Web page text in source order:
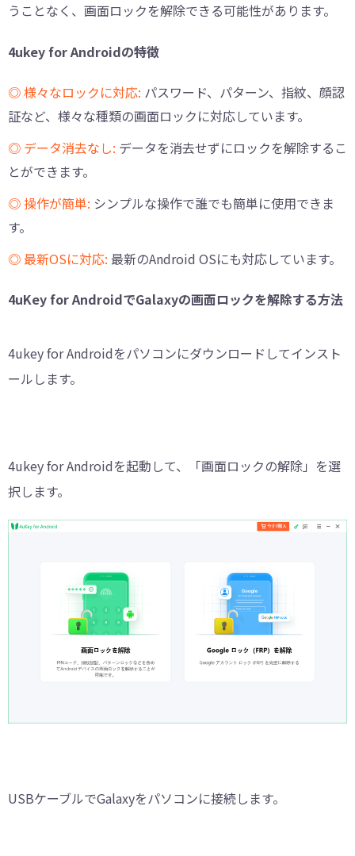
うことなく、画面ロックを解除できる可能性があります。
4ukey for Androidの特徴
◎ 様々なロックに対応: パスワード、パターン、指紋、顔認
証など、様々な種類の画面ロックに対応しています。
◎ データ消去なし: データを消去せずにロックを解除するこ
とができます。
◎ 操作が簡単: シンプルな操作で誰でも簡単に使用できま
す。
◎ 最新OSに対応: 最新のAndroid OSにも対応しています。
4uKey for AndroidでGalaxyの画面ロックを解除する方法
4ukey for Androidをパソコンにダウンロードしてインスト
ールします。
4ukey for Androidを起動して、「画面ロックの解除」を選
択します。
USBケーブルでGalaxyをパソコンに接続します。